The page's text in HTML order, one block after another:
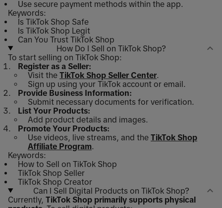
Use secure payment methods within the app.
Keywords:
Is TikTok Shop Safe
Is TikTok Shop Legit
Can You Trust TikTok Shop
How Do I Sell on TikTok Shop?
To start selling on TikTok Shop:
Register as a Seller:
Visit the TikTok Shop Seller Center.
Sign up using your TikTok account or email.
Provide Business Information:
Submit necessary documents for verification.
List Your Products:
Add product details and images.
Promote Your Products:
Use videos, live streams, and the TikTok Shop
Affiliate Program.
Keywords:
How to Sell on TikTok Shop
TikTok Shop Seller
TikTok Shop Creator
Can I Sell Digital Products on TikTok Shop?
Currently, TikTok Shop primarily supports physical